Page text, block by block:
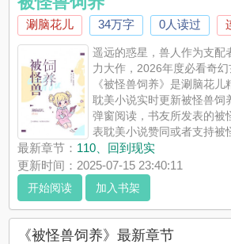
涮脑花儿 34万字 0人读过
遥远的惑星，兽人作为支配
力大作，2026年度必看奇幻
《被怪兽饲养》是涮脑花儿
耽美小说实时更新被怪兽饲
弹窗阅读，书友所发表的被
表耽美小说赞同或者支持被
最新章节： 110、回到现实
更新时间：2025-07-15 23:40:11
开始阅读 加入书架
《被怪兽饲养》最新章节